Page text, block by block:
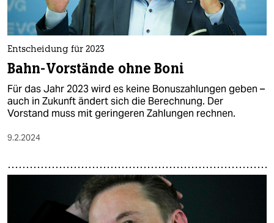
Entscheidung für 2023
Bahn-Vorstände ohne Boni
Für das Jahr 2023 wird es keine Bonuszahlungen geben –
auch in Zukunft ändert sich die Berechnung. Der
Vorstand muss mit geringeren Zahlungen rechnen.
9.2.2024